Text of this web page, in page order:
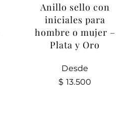
Anillo sello con
iniciales para
hombre o mujer –
Plata y Oro
Desde
$ 13.500